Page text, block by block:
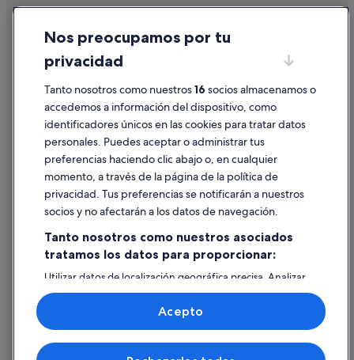
Cookies
Condiciones de uso
Información legal/contacto
Pautas sobre el contenido y cómo denunciar contenido
Ayuda
Cancelar un vuelo
Cancelar una reserva de hotel o de un alquiler vacacional
Utilizar un cupón de Expedia
Documentos para viajes internacionales
© 2026 Expedia, Inc., una empresa de Expedia Group. Todos los
Nos preocupamos por tu
privacidad
Tanto nosotros como nuestros16 socios almacenamos o
accedemos a información del dispositivo, como
identificadores únicos en las cookies para tratar datos
personales. Puedes aceptar o administrar tus
preferencias haciendo clic abajo o, en cualquier
momento, a través de la página de la política de
privacidad. Tus preferencias se notificarán a nuestros
socios y no afectarán a los datos de navegación.
Tanto nosotros como nuestros asociados
tratamos los datos para proporcionar:
Utilizar datos de localización geográfica precisa. Analizar
activamente las características del dispositivo para su
identificación. Almacenar la información en un dispositivo
y/o acceder a ella. Publicidad y contenido personalizados,
medición de publicidad y contenido, investigación de
audiencia y desarrollo de servicios.
Acepto